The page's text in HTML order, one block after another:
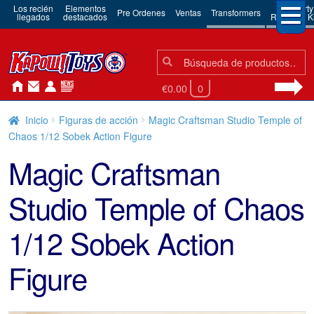
Los recién
llegados
Elementos
destacados Pre Ordenes Ventas Transformers 3rd Party
Robots &
Búsqueda:
Búsqueda
€0.00 0
Inicio Figuras de acción
Magic Craftsman Studio Temple of
Chaos 1/12 Sobek Action Figure
Magic Craftsman
Studio Temple of Chaos
1/12 Sobek Action
Figure